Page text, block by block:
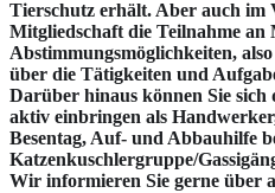
Tierschutz erhält. Aber auch im
Mitgliedschaft die Teilnahme an
Abstimmungsmöglichkeiten,
über die Tätigkeiten und
Darüber hinaus können Sie
aktiv einbringen als
Besentag, Auf- und Abbauhilfe
Katzenkuschlergruppe/
Wir informieren Sie gerne über